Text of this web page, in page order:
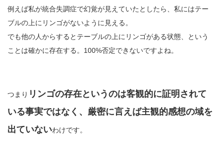
例えば私が統合失調症で幻覚が見えていたとしたら、私にはテー
ブルの上にリンゴがないように見える。
でも他の人からするとテーブルの上にリンゴがある状態、という
ことは確かに存在する。100%否定できないですよね。
つまり リンゴの存在というのは客観的に証明されて
いる事実ではなく、厳密に言えば主観的感想の域を
出ていないわけです。